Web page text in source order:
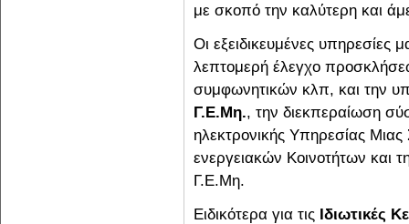
με σκοπό την καλύτερη και
Οι εξειδικευμένες υπηρεσίες
λεπτομερή έλεγχο
συμφωνητικών κλπ, και την
Γ.Ε.Μη., την διεκπεραίωση
ηλεκτρονικής Υπηρεσίας
ενεργειακών Κοινοτήτων και
Γ.Ε.Μη.
Ειδικότερα για τις Ιδιωτικές